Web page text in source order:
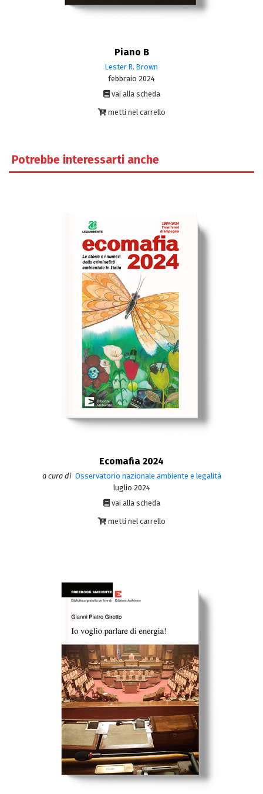
Piano B
Lester R. Brown
febbraio 2024
vai alla scheda
metti nel carrello
Potrebbe interessarti anche
Ecomafia 2024
a cura di Osservatorio nazionale ambiente e legalità
luglio 2024
vai alla scheda
metti nel carrello